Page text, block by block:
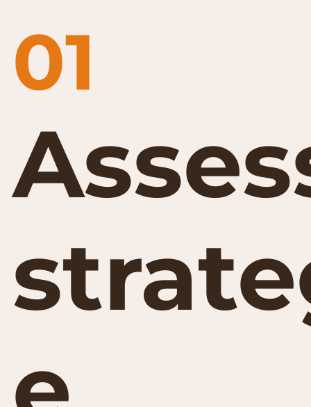
01